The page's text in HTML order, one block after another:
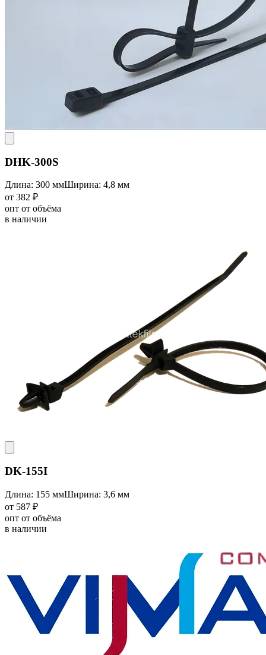
DHK-300S
Длина: 300 ммШирина: 4,8 мм
от 382 ₽
опт от объёма
в наличии
DK-155I
Длина: 155 ммШирина: 3,6 мм
от 587 ₽
опт от объёма
в наличии